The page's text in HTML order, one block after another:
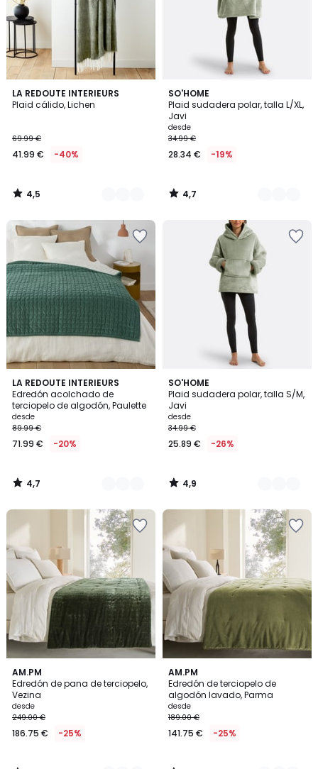
LA REDOUTE INTERIEURS
Plaid cálido, Lichen
69.99 €
41.99 € -40%
4,5
/ 5
5
Colores
4,5
/
SO'HOME
Plaid sudadera polar, talla L/XL,
Javi
desde
34.99 €
28.34 € -19%
4,7
/ 5
9
Colores
4,7
/
LA REDOUTE INTERIEURS
Edredón acolchado de
terciopelo de algodón, Paulette
desde
89.99 €
71.99 € -20%
4,7
/ 5
3
Colores
4,7
/
SO'HOME
Plaid sudadera polar, talla S/M,
Javi
desde
34.99 €
25.89 € -26%
4,9
/ 5
9
Colores
4,9
/
AM.PM
Edredón de pana de terciopelo,
Vezina
desde
249.00 €
186.75 € -25%
5
/
5
5
Colores
AM.PM
Edredón de terciopelo de
algodón lavado, Parma
desde
189.00 €
141.75 € -25%
4
/
5
4
Colores